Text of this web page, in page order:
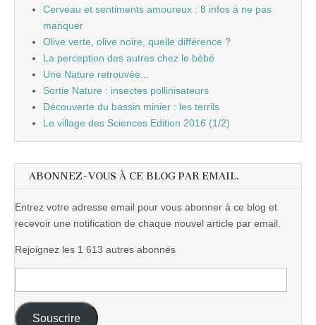
Cerveau et sentiments amoureux : 8 infos à ne pas
manquer
Olive verte, olive noire, quelle différence ?
La perception des autres chez le bébé
Une Nature retrouvée...
Sortie Nature : insectes pollinisateurs
Découverte du bassin minier : les terrils
Le village des Sciences Edition 2016 (1/2)
ABONNEZ-VOUS À CE BLOG PAR EMAIL.
Entrez votre adresse email pour vous abonner à ce blog et
recevoir une notification de chaque nouvel article par email.
Rejoignez les 1 613 autres abonnés
e-
mail :
Souscrire